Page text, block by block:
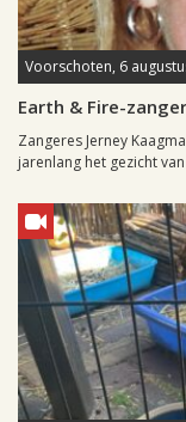
Voorschoten, 6
Earth & Fire-
Zangeres Jerney
jarenlang het gezicht